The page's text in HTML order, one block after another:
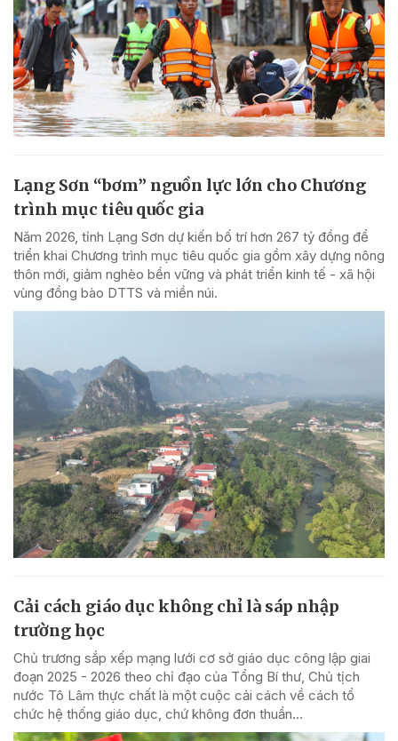
Lạng Sơn “bơm” nguồn lực lớn cho Chương
trình mục tiêu quốc gia
Năm 2026, tỉnh Lạng Sơn dự kiến bố trí hơn 267 tỷ đồng để
triển khai Chương trình mục tiêu quốc gia gồm xây dựng nông
thôn mới, giảm nghèo bền vững và phát triển kinh tế - xã hội
vùng đồng bào DTTS và miền núi.
Cải cách giáo dục không chỉ là sáp nhập
trường học
Chủ trương sắp xếp mạng lưới cơ sở giáo dục công lập giai
đoạn 2025 - 2026 theo chỉ đạo của Tổng Bí thư, Chủ tịch
nước Tô Lâm thực chất là một cuộc cải cách về cách tổ
chức hệ thống giáo dục, chứ không đơn thuần...